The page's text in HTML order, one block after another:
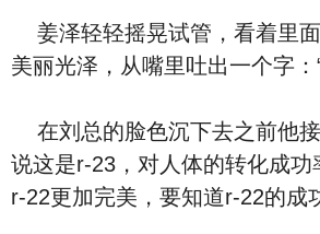
姜泽轻轻摇晃试管，看着里
美丽光泽，从嘴里吐出一个字：
在刘总的脸色沉下去之前他
说这是r-23，对人体的转化成功
r-22更加完美，要知道r-22的成